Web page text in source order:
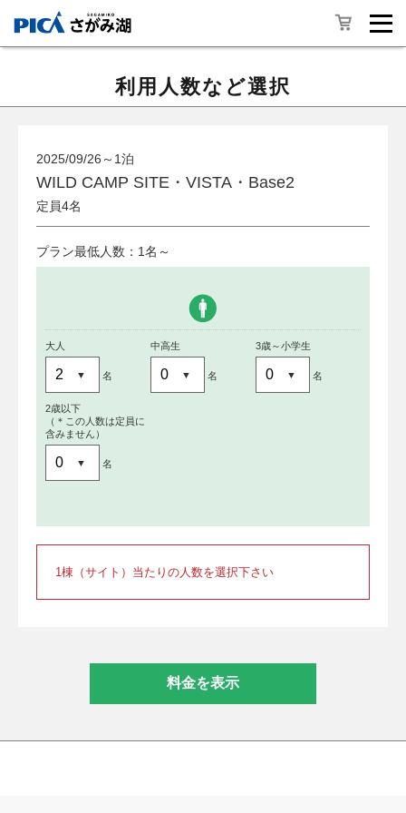
利用人数など選択
2025/09/26～1泊
WILD CAMP SITE・VISTA・Base2
定員4名
プラン最低人数：1名～
大人
名
中高生
名
3歳～小学生
名
2歳以下
（＊この人数は定員に
含みません）
名
1棟（サイト）当たりの人数を選択下さい
料金を表示